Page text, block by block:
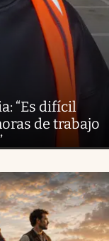
“Es difícil
de trabajo